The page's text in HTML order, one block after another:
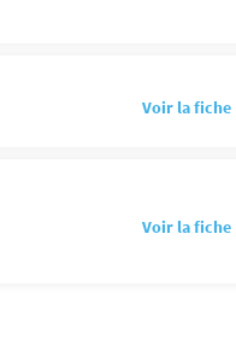
Voir la fiche
Voir la fiche